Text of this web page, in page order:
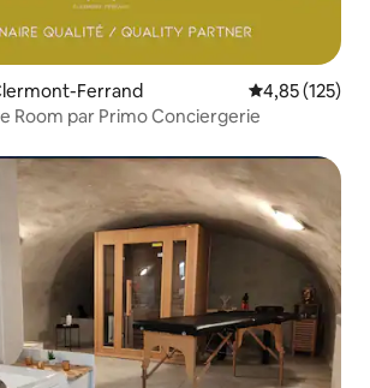
Ferrand Évaluation
4,85 (125)
Room par Primo Conciergerie